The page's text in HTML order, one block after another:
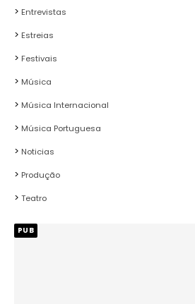
Entrevistas
Estreias
Festivais
Música
Música Internacional
Música Portuguesa
Noticias
Produção
Teatro
PUB